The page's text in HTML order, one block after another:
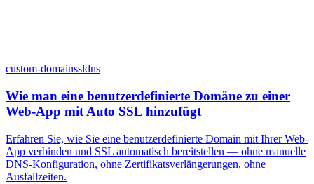
custom-domainssldns
Wie man eine benutzerdefinierte Domäne zu einer
Web-App mit Auto SSL hinzufügt
Erfahren Sie, wie Sie eine benutzerdefinierte Domain mit Ihrer Web-
App verbinden und SSL automatisch bereitstellen — ohne manuelle
DNS-Konfiguration, ohne Zertifikatsverlängerungen, ohne
Ausfallzeiten.